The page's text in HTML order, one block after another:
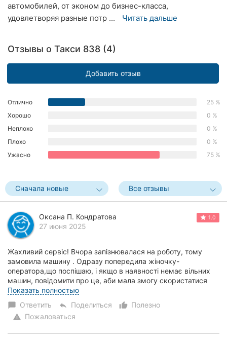
Днепр
Кривой
Рог
Николаев
Херсон
Полтава
Черновцы
Сумы
Ивано-
Франковск
Луцк
Ужгород
Карпаты
автомобилей, от эконом до бизнес-класса,
удовлетворяя разные потр ...
Читать дальше
Отзывы о Такси 838 (4)
Добавить отзыв
Отлично
25 %
Хорошо
0 %
Неплохо
0 %
Плохо
0 %
Ужасно
75 %
Сначала новые Все отзывы
Оксана П. Кондратова
27 июня 2025
1.0
Жахливий сервіс! Вчора запізнювалася на роботу, тому
замовила машину . Одразу попередила жіночку-
оператора,що поспішаю, і якщо в наявності немає вільних
машин, повідомити про це, аби мала змогу скористатися
іншою службою. Вона сказала очікувати на с...
Показать полностью
chat_bubble Ответить reply Поделиться thumb_up_alt
Полезно
warning Пожаловаться